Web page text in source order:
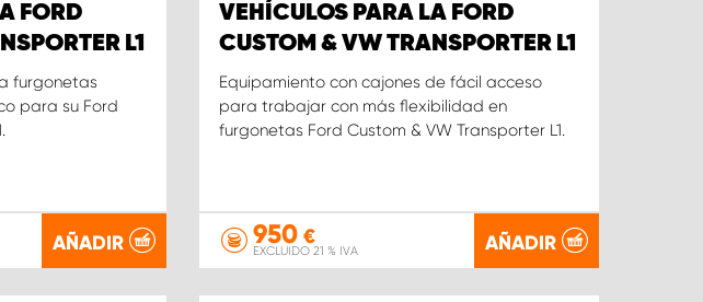
FORD
L1
furgonetas
para su Ford
AÑADIR
VEHÍCULOS PARA LA FORD
CUSTOM & VW TRANSPORTER L1
Equipamiento con cajones de fácil acceso
para trabajar con más flexibilidad en
furgonetas Ford Custom & VW Transporter L1.
950 €
EXCLUIDO 21 % IVA AÑADIR